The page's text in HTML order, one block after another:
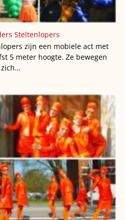
Steltenlopers
zijn een mobiele act met
5 meter hoogte. Ze bewegen
zich…